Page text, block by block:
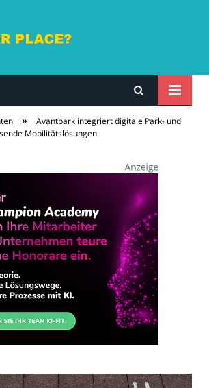
»
Avantpark integriert digitale Park- und
Mobilitätslösungen